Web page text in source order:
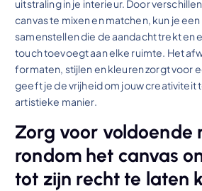
uitstraling in je interieur. Door
canvas te mixen en matchen, kun je
samenstellen die de aandacht trekt en
touch toevoegt aan elke ruimte. Het
formaten, stijlen en kleuren zorgt voor
geeft je de vrijheid om jouw creativiteit
artistieke manier.
Zorg voor voldoende
rondom het canvas
tot zijn recht te laten